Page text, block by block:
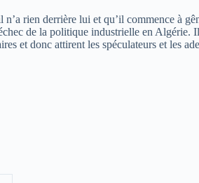
rien derrière lui et qu’il commence à
de la politique industrielle en
et donc attirent les spéculateurs et les